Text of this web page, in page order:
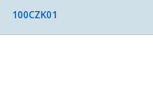
100CZK01